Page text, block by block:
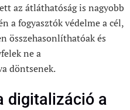
az átláthatóság is nagyobb
a fogyasztók védelme a cél,
összehasonlíthatóak és
ne a
döntsenek.
digitalizáció a